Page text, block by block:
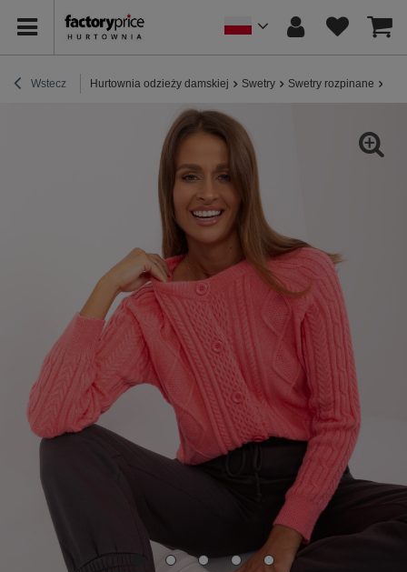
Wstecz Hurtownia odzieży damskiej Swetry Swetry rozpinane